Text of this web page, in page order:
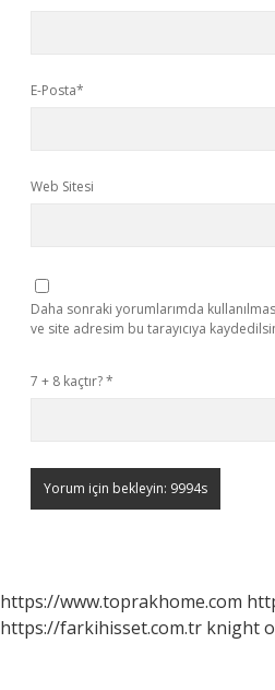
E-Posta*
Web Sitesi
Daha sonraki yorumlarımda
ve site adresim bu tarayıcıya
7 + 8 kaçtır?*
https://www.toprakhome.com
https://farkihisset.com.tr knight